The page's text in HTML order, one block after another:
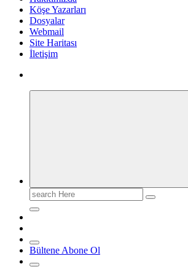
Köşe Yazarları
Dosyalar
Webmail
Site Haritası
İletişim
Search
for:
Bültene Abone Ol